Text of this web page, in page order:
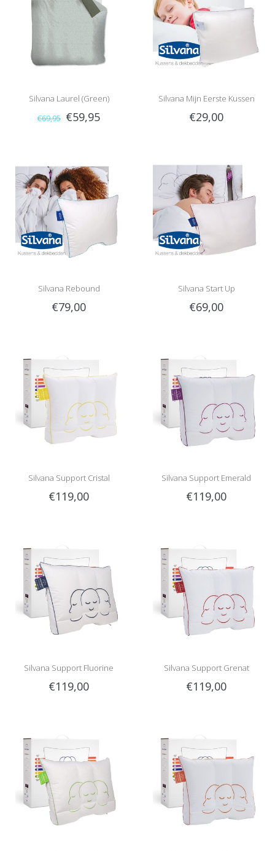
Silvana Laurel (Green)
€69,95 €59,95
Silvana Mijn Eerste Kussen
€29,00
Silvana Rebound
€79,00
Silvana Start Up
€69,00
Silvana Support Cristal
€119,00
Silvana Support Emerald
€119,00
Silvana Support Fluorine
€119,00
Silvana Support Grenat
€119,00